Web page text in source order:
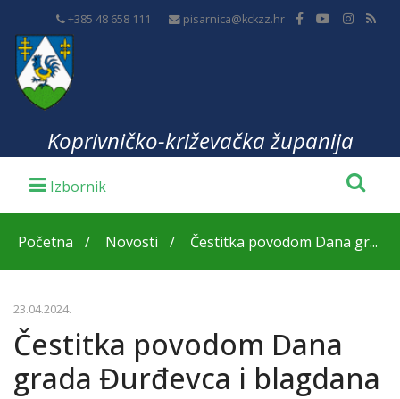
+385 48 658 111 pisarnica@kckzz.hr
Koprivničko-križevačka županija
Početna Novosti Čestitka povodom Dana gr...
23.04.2024.
Čestitka povodom Dana
grada Đurđevca i blagdana